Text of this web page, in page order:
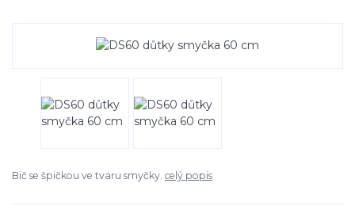
Bič se špičkou ve tvaru smyčky. celý popis